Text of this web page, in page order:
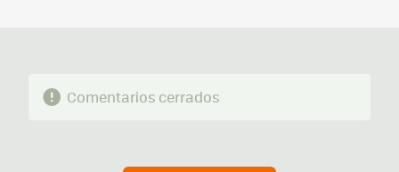
Comentarios cerrados